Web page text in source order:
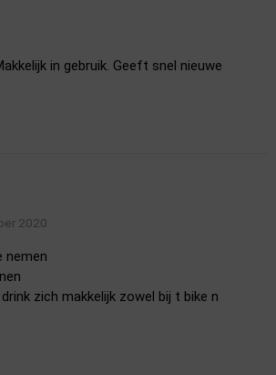
in gebruik. Geeft snel nieuwe
2020
nemen
zich makkelijk zowel bij t bike n